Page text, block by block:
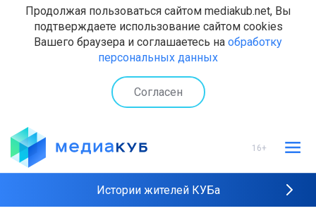
Продолжая пользоваться сайтом mediakub.net, Вы
подтверждаете использование сайтом cookies
Вашего браузера и соглашаетесь на обработку
персональных данных
Согласен
16+
Истории жителей КУБа